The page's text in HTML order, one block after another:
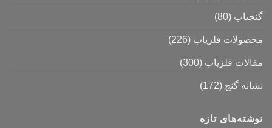
گنجیاب (80)
محصولات فلزیاب (226)
مقالات فلزیاب (300)
نشانه گنج (172)
نوشته‌های تازه